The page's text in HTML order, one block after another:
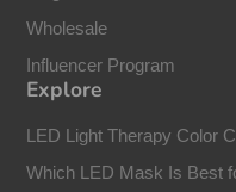
Wholesale
Influencer Program
Explore
LED Light Therapy Color
Which LED Mask Is Best